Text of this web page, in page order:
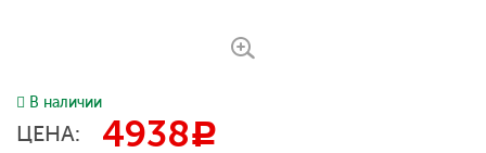
В наличии
ЦЕНА: 4938c